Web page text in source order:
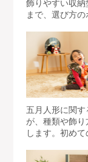
飾りやすい収
まで、選び方
五月人形に関す
が、種類や飾り
します。初め